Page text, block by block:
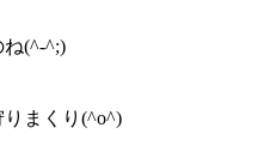
(^-^;)
まくり(^o^)